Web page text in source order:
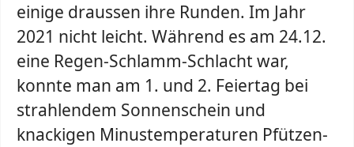
einige draussen ihre Runden. Im Jahr
2021 nicht leicht. Während es am 24.12.
eine Regen-Schlamm-Schlacht war,
konnte man am 1. und 2. Feiertag bei
strahlendem Sonnenschein und
knackigen Minustemperaturen Pfützen-